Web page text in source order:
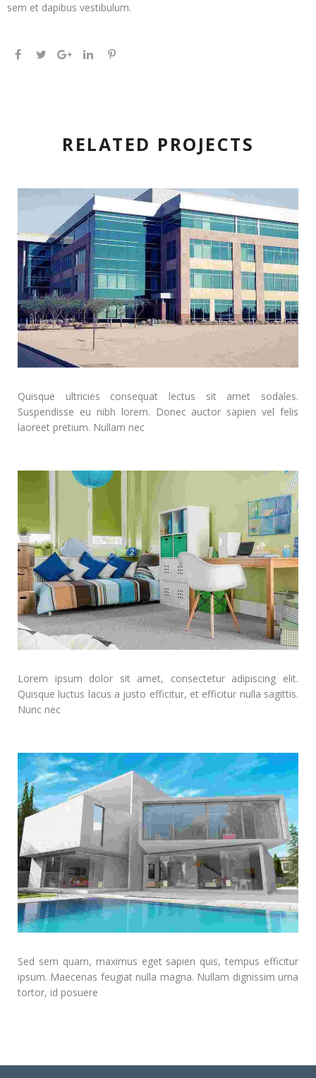
sem et dapibus vestibulum.
RELATED PROJECTS
Quisque ultricies consequat lectus sit amet sodales.
Suspendisse eu nibh lorem. Donec auctor sapien vel felis
laoreet pretium. Nullam nec
Lorem ipsum dolor sit amet, consectetur adipiscing elit.
Quisque luctus lacus a justo efficitur, et efficitur nulla sagittis.
Nunc nec
Sed sem quam, maximus eget sapien quis, tempus efficitur
ipsum. Maecenas feugiat nulla magna. Nullam dignissim urna
tortor, id posuere